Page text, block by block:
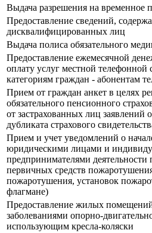
Выдача разрешения на временное
Предоставление сведений,
дисквалифицированных лиц
Выдача полиса обязательного
Предоставление ежемесячной
оплату услуг местной телефонной
категориям граждан - абонентам
Прием от граждан анкет в целях
обязательного пенсионного
от застрахованных лиц заявлений
дубликата страхового
Прием и учет уведомлений о
юридическими лицами и
предпринимателями деятельности
первичных средств
пожаротушения, установок
флагмане)
Предоставление жилых
заболеваниями опорно-
использующим кресла-коляски